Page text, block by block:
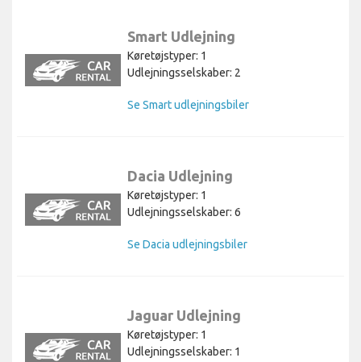
Smart Udlejning
Køretøjstyper: 1
Udlejningsselskaber: 2
Se Smart udlejningsbiler
Dacia Udlejning
Køretøjstyper: 1
Udlejningsselskaber: 6
Se Dacia udlejningsbiler
Jaguar Udlejning
Køretøjstyper: 1
Udlejningsselskaber: 1